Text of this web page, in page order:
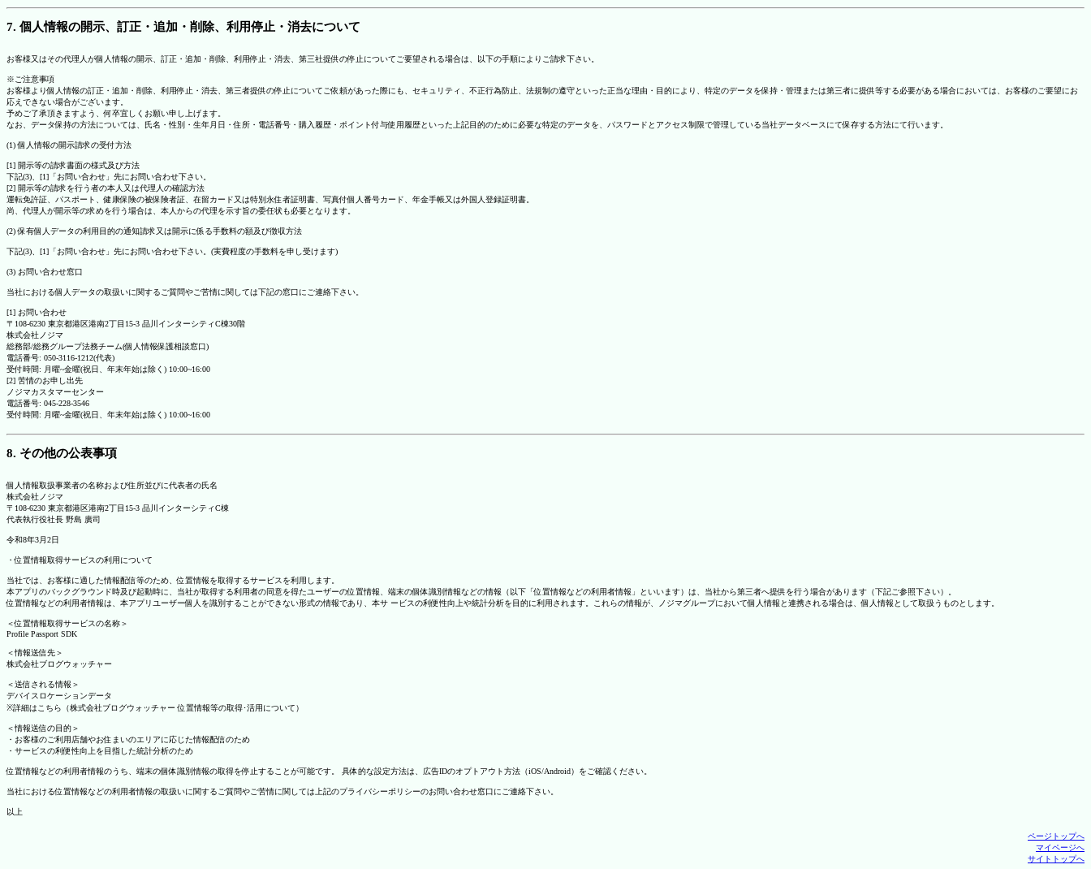
7. 個人情報の開示、訂正・追加・削除、利用停止・消去について
お客様又はその代理人が個人情報の開示、訂正・追加・削除、利用停止・消去、第三社提供の停止についてご要望される場合は、以下の手順によりご請求下さい。
※ご注意事項
お客様より個人情報の訂正・追加・削除、利用停止・消去、第三者提供の停止についてご依頼があった際にも、セキュリティ、不正行為防止、法規制の遵守といった正当な理由・目的により、特定のデータを保持・管理または第三者に提供等する必要がある場合においては、お客様のご要望にお
応えできない場合がございます。
予めご了承頂きますよう、何卒宜しくお願い申し上げます。
なお、データ保持の方法については、氏名・性別・生年月日・住所・電話番号・購入履歴・ポイント付与使用履歴といった上記目的のために必要な特定のデータを、パスワードとアクセス制限で管理している当社データベースにて保存する方法にて行います。
(1) 個人情報の開示請求の受付方法
[1] 開示等の請求書面の様式及び方法
下記(3)、[1]「お問い合わせ」先にお問い合わせ下さい。
[2] 開示等の請求を行う者の本人又は代理人の確認方法
運転免許証、パスポート、健康保険の被保険者証、在留カード又は特別永住者証明書、写真付個人番号カード、年金手帳又は外国人登録証明書。
尚、代理人が開示等の求めを行う場合は、本人からの代理を示す旨の委任状も必要となります。
(2) 保有個人データの利用目的の通知請求又は開示に係る手数料の額及び徴収方法
下記(3)、[1]「お問い合わせ」先にお問い合わせ下さい。(実費程度の手数料を申し受けます)
(3) お問い合わせ窓口
当社における個人データの取扱いに関するご質問やご苦情に関しては下記の窓口にご連絡下さい。
[1] お問い合わせ
〒108-6230 東京都港区港南2丁目15-3 品川インターシティC棟30階
株式会社ノジマ
総務部/総務グループ法務チーム(個人情報保護相談窓口)
電話番号: 050-3116-1212(代表)
受付時間: 月曜~金曜(祝日、年末年始は除く) 10:00~16:00
[2] 苦情のお申し出先
ノジマカスタマーセンター
電話番号: 045-228-3546
受付時間: 月曜~金曜(祝日、年末年始は除く) 10:00~16:00
8. その他の公表事項
個人情報取扱事業者の名称および住所並びに代表者の氏名
株式会社ノジマ
〒108-6230 東京都港区港南2丁目15-3 品川インターシティC棟
代表執行役社長 野島 廣司
令和8年3月2日
・位置情報取得サービスの利用について
当社では、お客様に適した情報配信等のため、位置情報を取得するサービスを利用します。
本アプリのバックグラウンド時及び起動時に、当社が取得する利用者の同意を得たユーザーの位置情報、端末の個体識別情報などの情報（以下「位置情報などの利用者情報」といいます）は、当社から第三者へ提供を行う場合があります（下記ご参照下さい）。
位置情報などの利用者情報は、本アプリユーザー個人を識別することができない形式の情報であり、本サ ービスの利便性向上や統計分析を目的に利用されます。これらの情報が、ノジマグループにおいて個人情報と連携される場合は、個人情報として取扱うものとします。
＜位置情報取得サービスの名称＞
Profile Passport SDK
＜情報送信先＞
株式会社ブログウォッチャー
＜送信される情報＞
デバイスロケーションデータ
※詳細はこちら（株式会社ブログウォッチャー 位置情報等の取得･活用について）
＜情報送信の目的＞
・お客様のご利用店舗やお住まいのエリアに応じた情報配信のため
・サービスの利便性向上を目指した統計分析のため
位置情報などの利用者情報のうち、端末の個体識別情報の取得を停止することが可能です。 具体的な設定方法は、広告IDのオプトアウト方法（iOS/Android）をご確認ください。
当社における位置情報などの利用者情報の取扱いに関するご質問やご苦情に関しては上記のプライバシーポリシーのお問い合わせ窓口にご連絡下さい。
以上
ページトップへ
マイページへ
サイトトップへ